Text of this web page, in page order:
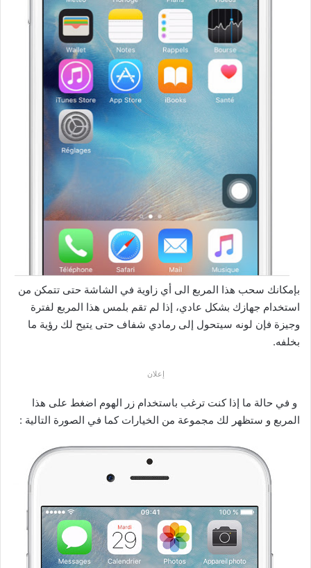
بإمكانك سحب هذا المربع الى أي زاوية في الشاشة حتى تتمكن من
استخدام جهازك بشكل عادي، إذا لم تقم بلمس هذا المربع لفترة
وجيزة فإن لونه سيتحول إلى رمادي شفاف حتى يتيح لك رؤية ما
بخلفه.
إعلان
و في حالة ما إذا كنت ترغب باستخدام زر الهوم اضغط على هذا
المربع و ستظهر لك مجموعة من الخيارات كما في الصورة التالية :